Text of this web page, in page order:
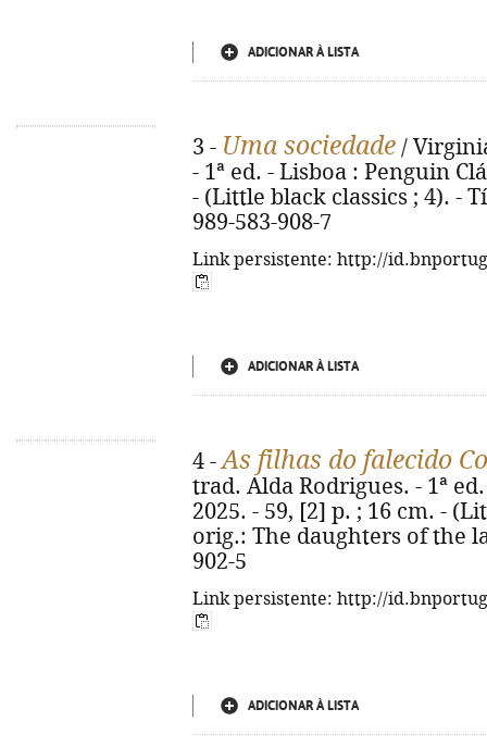
ADICIONAR À LISTA
3 - Uma sociedade /
- 1ª ed. - Lisboa : Penguin
- (Little black classics ; 4). -
989-583-908-7
Link persistente: http://
ADICIONAR À LISTA
4 -As filhas do falecido
trad. Alda Rodrigues. - 1ª
2025. - 59, [2] p. ; 16 cm. -
orig.: The daughters of the
902-5
Link persistente: http://
ADICIONAR À LISTA